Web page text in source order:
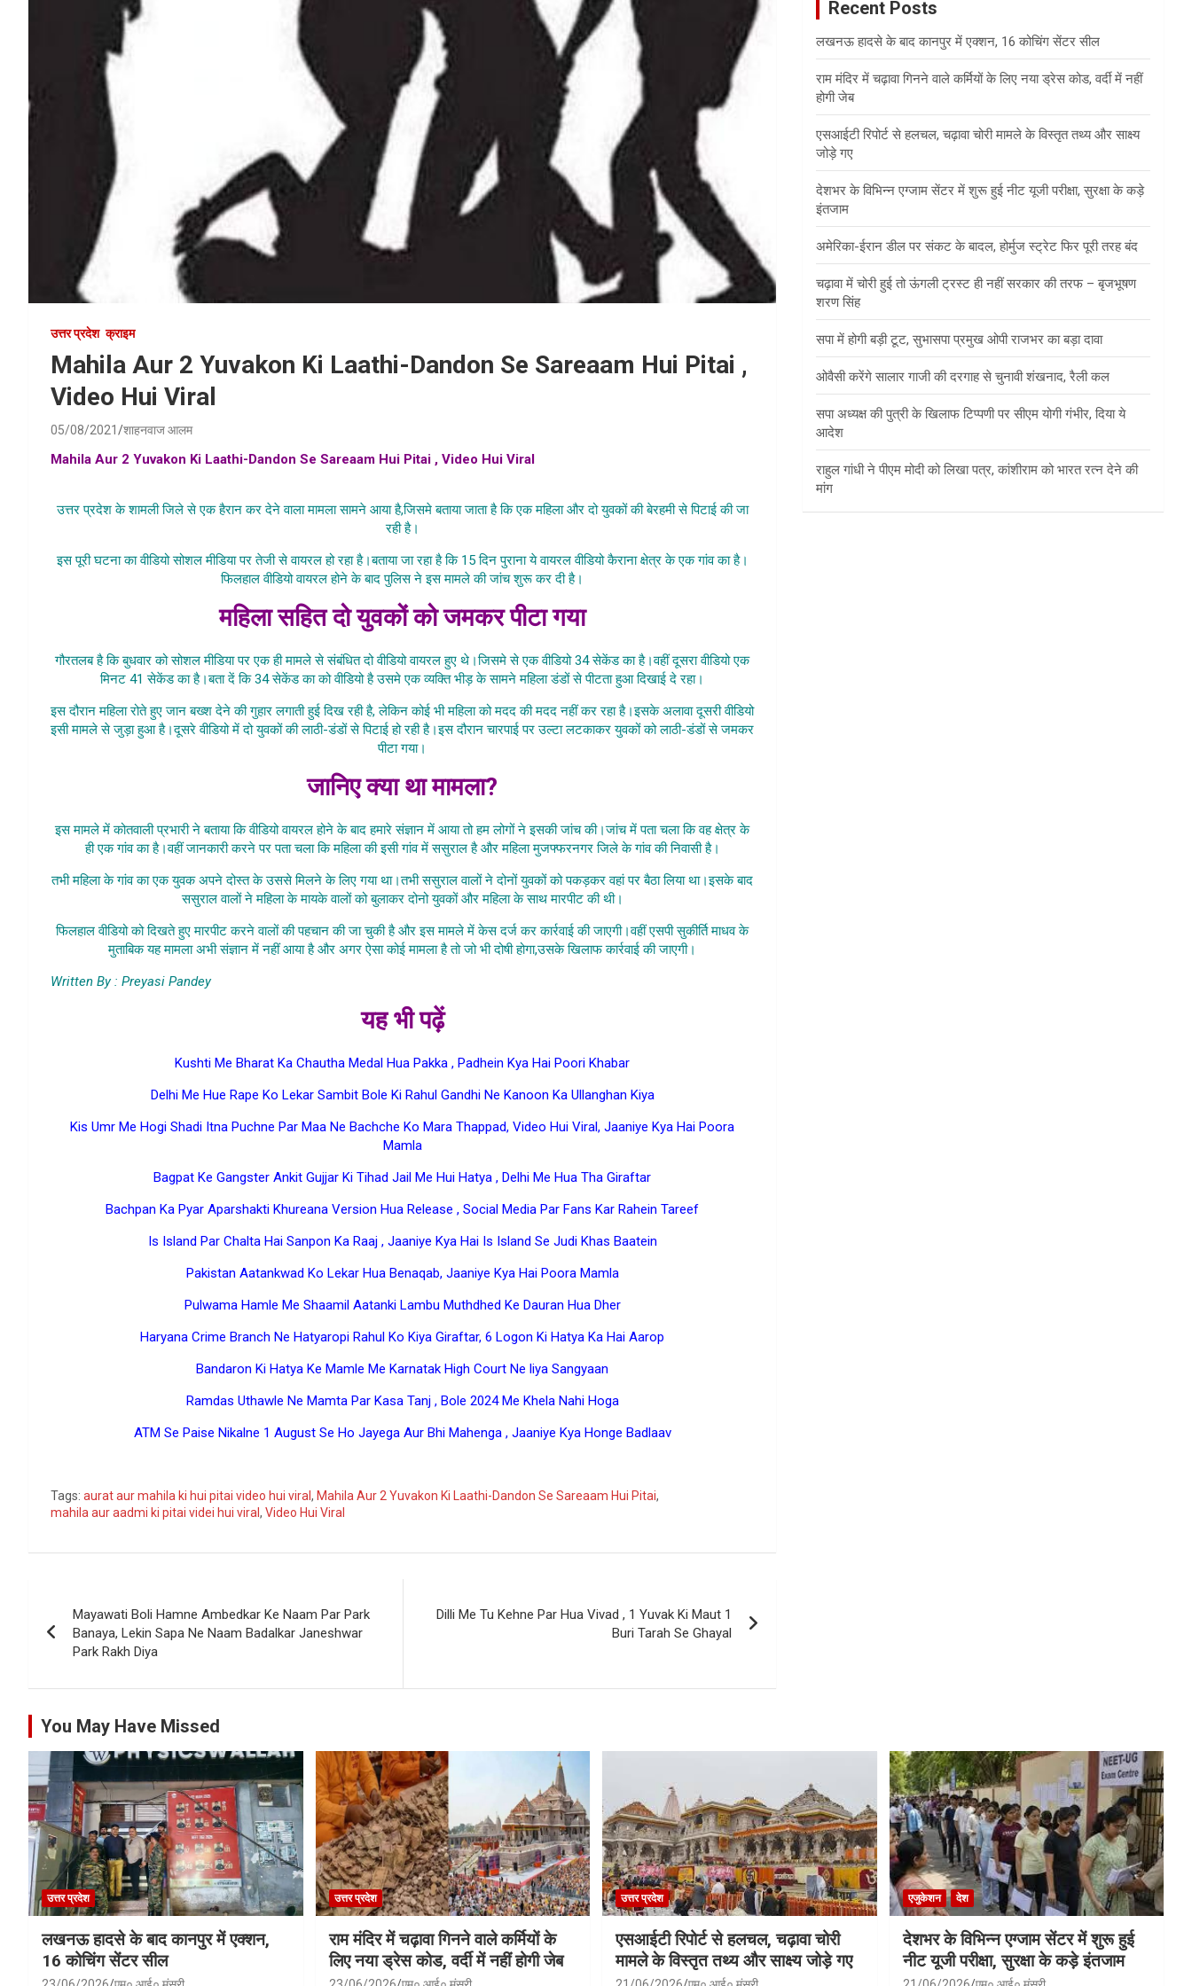
उत्तर प्रदेश क्राइम
Mahila Aur 2 Yuvakon Ki Laathi-Dandon Se Sareaam Hui Pitai ,
Video Hui Viral
05/08/2021 शाहनवाज आलम
Mahila Aur 2 Yuvakon Ki Laathi-Dandon Se Sareaam Hui Pitai , Video Hui Viral
उत्तर प्रदेश के शामली जिले से एक हैरान कर देने वाला मामला सामने आया है,जिसमे बताया जाता है कि एक महिला और दो युवकों की बेरहमी से पिटाई की जा
रही है।
इस पूरी घटना का वीडियो सोशल मीडिया पर तेजी से वायरल हो रहा है।बताया जा रहा है कि 15 दिन पुराना ये वायरल वीडियो कैराना क्षेत्र के एक गांव का है।
फिलहाल वीडियो वायरल होने के बाद पुलिस ने इस मामले की जांच शुरू कर दी है।
महिला सहित दो युवकों को जमकर पीटा गया
गौरतलब है कि बुधवार को सोशल मीडिया पर एक ही मामले से संबंधित दो वीडियो वायरल हुए थे।जिसमे से एक वीडियो 34 सेकेंड का है।वहीं दूसरा वीडियो एक
मिनट 41 सेकेंड का है।बता दें कि 34 सेकेंड का को वीडियो है उसमे एक व्यक्ति भीड़ के सामने महिला डंडों से पीटता हुआ दिखाई दे रहा।
इस दौरान महिला रोते हुए जान बख्श देने की गुहार लगाती हुई दिख रही है, लेकिन कोई भी महिला को मदद की मदद नहीं कर रहा है।इसके अलावा दूसरी वीडियो
इसी मामले से जुड़ा हुआ है।दूसरे वीडियो में दो युवकों की लाठी-डंडों से पिटाई हो रही है।इस दौरान चारपाई पर उल्टा लटकाकर युवकों को लाठी-डंडों से जमकर
पीटा गया।
जानिए क्या था मामला?
इस मामले में कोतवाली प्रभारी ने बताया कि वीडियो वायरल होने के बाद हमारे संज्ञान में आया तो हम लोगों ने इसकी जांच की।जांच में पता चला कि वह क्षेत्र के
ही एक गांव का है।वहीं जानकारी करने पर पता चला कि महिला की इसी गांव में ससुराल है और महिला मुजफ्फरनगर जिले के गांव की निवासी है।
तभी महिला के गांव का एक युवक अपने दोस्त के उससे मिलने के लिए गया था।तभी ससुराल वालों ने दोनों युवकों को पकड़कर वहां पर बैठा लिया था।इसके बाद
ससुराल वालों ने महिला के मायके वालों को बुलाकर दोनो युवकों और महिला के साथ मारपीट की थी।
फिलहाल वीडियो को दिखते हुए मारपीट करने वालों की पहचान की जा चुकी है और इस मामले में केस दर्ज कर कार्रवाई की जाएगी।वहीं एसपी सुकीर्ति माधव के
मुताबिक यह मामला अभी संज्ञान में नहीं आया है और अगर ऐसा कोई मामला है तो जो भी दोषी होगा,उसके खिलाफ कार्रवाई की जाएगी।
Written By : Preyasi Pandey
यह भी पढ़ें
Kushti Me Bharat Ka Chautha Medal Hua Pakka , Padhein Kya Hai Poori Khabar
Delhi Me Hue Rape Ko Lekar Sambit Bole Ki Rahul Gandhi Ne Kanoon Ka Ullanghan Kiya
Kis Umr Me Hogi Shadi Itna Puchne Par Maa Ne Bachche Ko Mara Thappad, Video Hui Viral, Jaaniye Kya Hai Poora
Mamla
Bagpat Ke Gangster Ankit Gujjar Ki Tihad Jail Me Hui Hatya , Delhi Me Hua Tha Giraftar
Bachpan Ka Pyar Aparshakti Khureana Version Hua Release , Social Media Par Fans Kar Rahein Tareef
Is Island Par Chalta Hai Sanpon Ka Raaj , Jaaniye Kya Hai Is Island Se Judi Khas Baatein
Pakistan Aatankwad Ko Lekar Hua Benaqab, Jaaniye Kya Hai Poora Mamla
Pulwama Hamle Me Shaamil Aatanki Lambu Muthdhed Ke Dauran Hua Dher
Haryana Crime Branch Ne Hatyaropi Rahul Ko Kiya Giraftar, 6 Logon Ki Hatya Ka Hai Aarop
Bandaron Ki Hatya Ke Mamle Me Karnatak High Court Ne liya Sangyaan
Ramdas Uthawle Ne Mamta Par Kasa Tanj , Bole 2024 Me Khela Nahi Hoga
ATM Se Paise Nikalne 1 August Se Ho Jayega Aur Bhi Mahenga , Jaaniye Kya Honge Badlaav
Tags: aurat aur mahila ki hui pitai video hui viral , Mahila Aur 2 Yuvakon Ki Laathi-Dandon Se Sareaam Hui Pitai,
mahila aur aadmi ki pitai videi hui viral , Video Hui Viral
navigation
Mayawati Boli Hamne Ambedkar Ke Naam Par Park
Banaya, Lekin Sapa Ne Naam Badalkar Janeshwar
Park Rakh Diya
Dilli Me Tu Kehne Par Hua Vivad , 1 Yuvak Ki Maut 1
Buri Tarah Se Ghayal
Recent Posts
लखनऊ हादसे के बाद कानपुर में एक्शन, 16 कोचिंग सेंटर सील
राम मंदिर में चढ़ावा गिनने वाले कर्मियों के लिए नया ड्रेस कोड, वर्दी में नहीं
होगी जेब
एसआईटी रिपोर्ट से हलचल, चढ़ावा चोरी मामले के विस्तृत तथ्य और साक्ष्य
जोड़े गए
देशभर के विभिन्न एग्जाम सेंटर में शुरू हुई नीट यूजी परीक्षा, सुरक्षा के कड़े
इंतजाम
अमेरिका-ईरान डील पर संकट के बादल, होर्मुज स्ट्रेट फिर पूरी तरह बंद
चढ़ावा में चोरी हुई तो ऊंगली ट्रस्ट ही नहीं सरकार की तरफ – बृजभूषण
शरण सिंह
सपा में होगी बड़ी टूट, सुभासपा प्रमुख ओपी राजभर का बड़ा दावा
ओवैसी करेंगे सालार गाजी की दरगाह से चुनावी शंखनाद, रैली कल
सपा अध्यक्ष की पुत्री के खिलाफ टिप्पणी पर सीएम योगी गंभीर, दिया ये
आदेश
राहुल गांधी ने पीएम मोदी को लिखा पत्र, कांशीराम को भारत रत्न देने की
मांग
You May Have Missed
उत्तर प्रदेश
लखनऊ हादसे के बाद कानपुर में एक्शन,
16 कोचिंग सेंटर सील
उत्तर प्रदेश
राम मंदिर में चढ़ावा गिनने वाले कर्मियों के
लिए नया ड्रेस कोड, वर्दी में नहीं होगी जेब
उत्तर प्रदेश
एसआईटी रिपोर्ट से हलचल, चढ़ावा चोरी
मामले के विस्तृत तथ्य और साक्ष्य जोड़े गए
एजुकेशन देश
देशभर के विभिन्न एग्जाम सेंटर में शुरू हुई
नीट यूजी परीक्षा, सुरक्षा के कड़े इंतजाम